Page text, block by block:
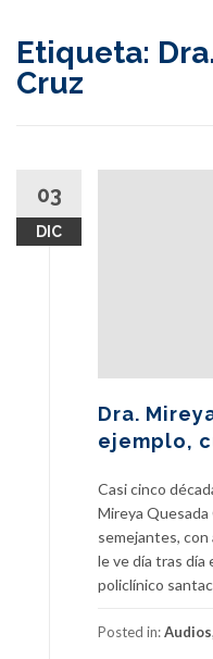
Etiqueta:
Cruz
03
DIC
Dra.
ejemplo,
Casi cinco
Mireya Quesada
semejantes, con
le ve día tras día
policlínico
Posted in:Audios,